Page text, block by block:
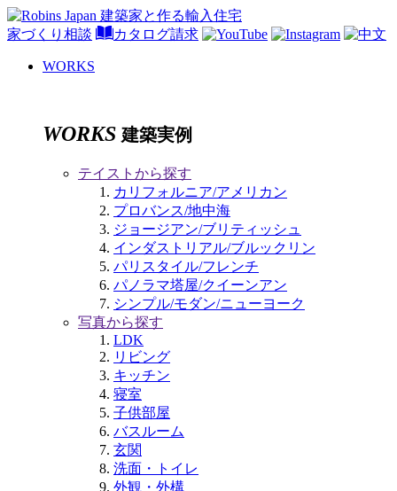
家づくり相談 カタログ請求
WORKS
WORKS 建築実例
テイストから探す
カリフォルニア/アメリカン
プロバンス/地中海
ジョージアン/ブリティッシュ
インダストリアル/ブルックリン
パリスタイル/フレンチ
パノラマ塔屋/クイーンアン
シンプル/モダン/ニューヨーク
写真から探す
LDK
リビング
キッチン
寝室
子供部屋
バスルーム
玄関
洗面・トイレ
外観・外構